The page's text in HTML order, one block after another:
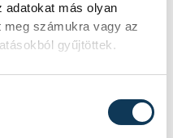
adatokat más olyan
számukra vagy az
gyűjtöttek.
NB I, A 3.
2025/2026